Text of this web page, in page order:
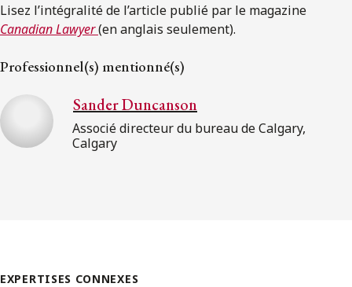
Lisez l’intégralité de l’article publié par le magazine
Canadian Lawyer(en anglais seulement).
Professionnel(s) mentionné(s)
Sander Duncanson
Associé directeur du bureau de Calgary,
Calgary
EXPERTISES CONNEXES